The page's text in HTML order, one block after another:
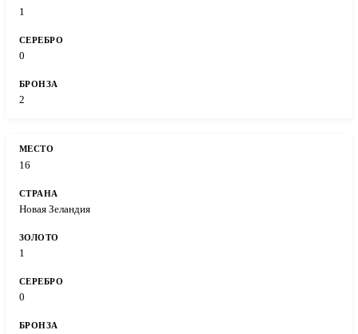
1
0
2
16
Новая Зеландия
1
0